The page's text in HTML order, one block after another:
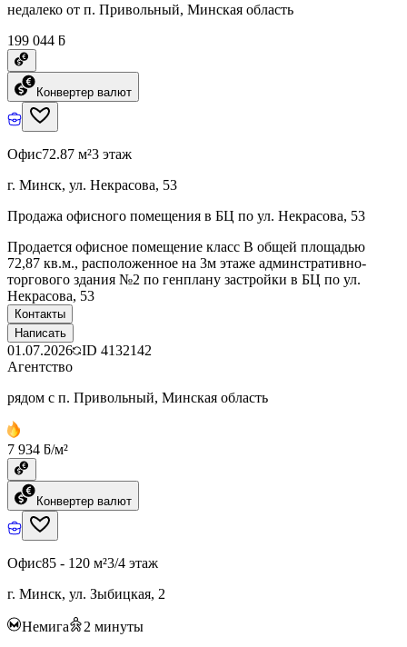
недалеко от п. Привольный, Минская область
199 044 ƃ
Конвертер валют
Офис72.87 м²3 этаж
г. Минск, ул. Некрасова, 53
Продажа офисного помещения в БЦ по ул. Некрасова, 53
Продается офисное помещение класс В общей площадью
72,87 кв.м., расположенное на 3м этаже админстративно-
торгового здания №2 по генплану застройки в БЦ по ул.
Некрасова, 53
Контакты
Написать
01.07.2026 ID 4132142
Агентство
рядом с п. Привольный, Минская область
7 934 ƃ/м²
Конвертер валют
Офис85 - 120 м²3/4 этаж
г. Минск, ул. Зыбицкая, 2
Немига 2 минуты